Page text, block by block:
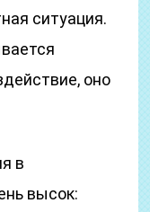
ситуация.
оно
в
высок: